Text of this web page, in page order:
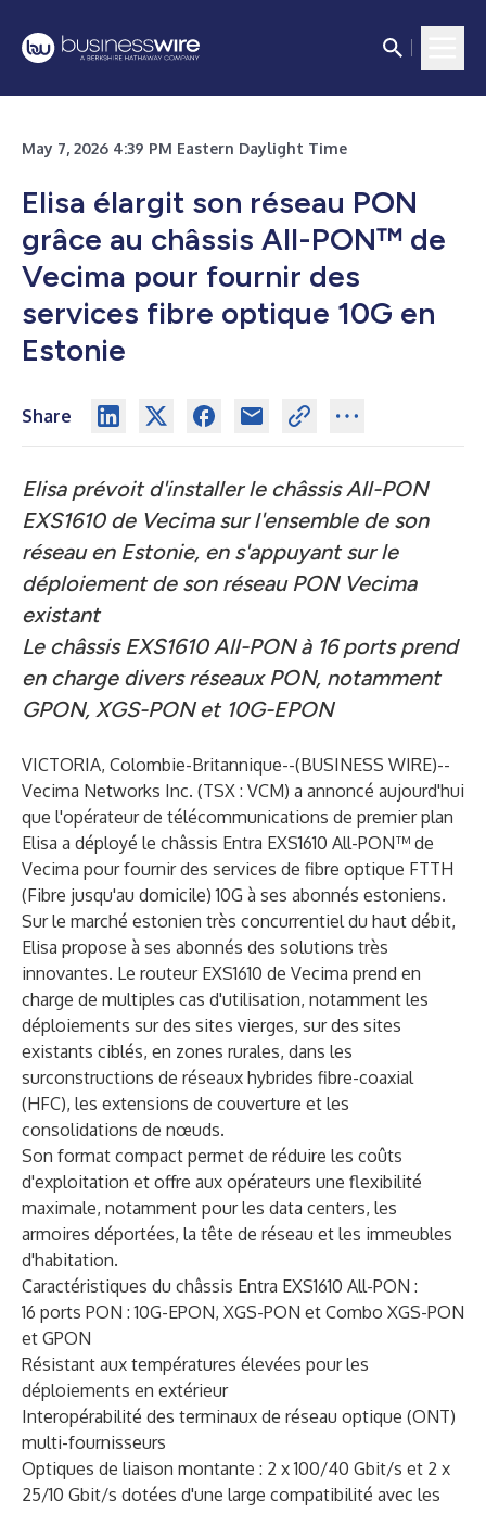
May 7, 2026 4:39 PM Eastern Daylight Time
Elisa élargit son réseau PON
grâce au châssis All-PON™ de
Vecima pour fournir des
services fibre optique 10G en
Estonie
Share
Elisa prévoit d'installer le châssis All-PON
EXS1610 de Vecima sur l'ensemble de son
réseau en Estonie, en s'appuyant sur le
déploiement de son réseau PON Vecima
existant
Le châssis EXS1610 All-PON à 16 ports prend
en charge divers réseaux PON, notamment
GPON, XGS-PON et 10G-EPON
VICTORIA, Colombie-Britannique--(BUSINESS WIRE)--
Vecima Networks Inc. (TSX : VCM) a annoncé aujourd'hui
que l'opérateur de télécommunications de premier plan
Elisa a déployé le châssis Entra EXS1610 All-PON™ de
Vecima pour fournir des services de fibre optique FTTH
(Fibre jusqu'au domicile) 10G à ses abonnés estoniens.
Sur le marché estonien très concurrentiel du haut débit,
Elisa propose à ses abonnés des solutions très
innovantes. Le routeur EXS1610 de Vecima prend en
charge de multiples cas d'utilisation, notamment les
déploiements sur des sites vierges, sur des sites
existants ciblés, en zones rurales, dans les
surconstructions de réseaux hybrides fibre-coaxial
(HFC), les extensions de couverture et les
consolidations de nœuds.
Son format compact permet de réduire les coûts
d'exploitation et offre aux opérateurs une flexibilité
maximale, notamment pour les data centers, les
armoires déportées, la tête de réseau et les immeubles
d'habitation.
Caractéristiques du châssis Entra EXS1610 All-PON :
16 ports PON : 10G-EPON, XGS-PON et Combo XGS-PON
et GPON
Résistant aux températures élevées pour les
déploiements en extérieur
Interopérabilité des terminaux de réseau optique (ONT)
multi-fournisseurs
Optiques de liaison montante : 2 x 100/40 Gbit/s et 2 x
25/10 Gbit/s dotées d'une large compatibilité avec les